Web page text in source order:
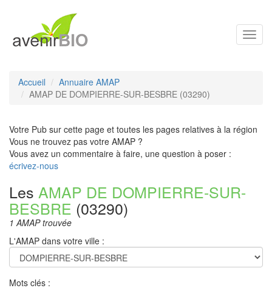
Accueil
Annuaire AMAP
AMAP DE DOMPIERRE-SUR-BESBRE (03290)
Votre Pub sur cette page et toutes les pages relatives à la région
Vous ne trouvez pas votre AMAP ?
Vous avez un commentaire à faire, une question à poser :
écrivez-nous
Les AMAP DE DOMPIERRE-SUR-
BESBRE (03290)
1 AMAP trouvée
L'AMAP dans votre ville :
Mots clés :